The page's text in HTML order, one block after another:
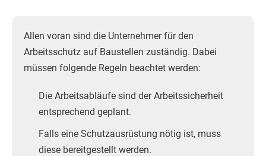
Allen voran sind die Unternehmer für den
Arbeitsschutz auf Baustellen zuständig. Dabei
müssen folgende Regeln beachtet werden:
Die Arbeitsabläufe sind der Arbeitssicherheit
entsprechend geplant.
Falls eine Schutzausrüstung nötig ist, muss
diese bereitgestellt werden.